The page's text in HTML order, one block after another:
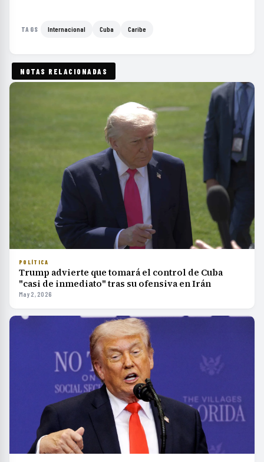
TAGS Internacional Cuba Caribe
NOTAS RELACIONADAS
POLÍTICA
Trump advierte que tomará el control de Cuba
"casi de inmediato" tras su ofensiva en Irán
May 2, 2026